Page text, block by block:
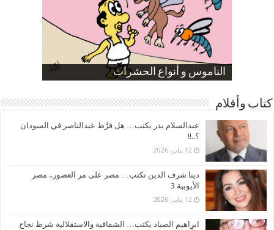
الناموس و أنواع الحشرات
الموظفين بعد ارتفاع الأسعار
ارتفاع نسبة الطلاق في مصر
صورة كاركاتيرية
صورة كاركاتيرية
كتاب وأقلام
عبدالسلام بدر يكتب… هل فرَّط عبدالناصر في السودان
؟..!!
12 يناير، 2026
دينا شرف الدين تكتب… مصر على مر العصور.. مصر
الأيوبية 3
12 يناير، 2026
ابراهيم الصياد يكتب… الشفافية والاستقلالية شرط نجاح